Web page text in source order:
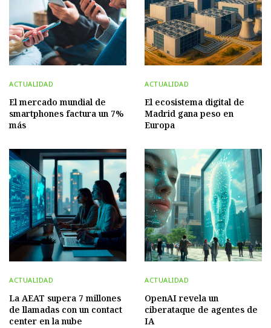
ACTUALIDAD
El mercado mundial de
smartphones factura un 7%
más
ACTUALIDAD
El ecosistema digital de
Madrid gana peso en
Europa
ACTUALIDAD
La AEAT supera 7 millones
de llamadas con un contact
center en la nube
ACTUALIDAD
OpenAI revela un
ciberataque de agentes de
IA